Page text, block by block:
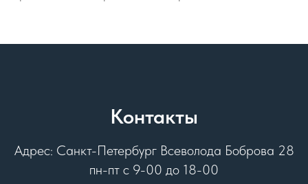
Контакты
Адрес: Санкт-Петербург Всеволода Боброва 28
пн-пт с 9-00 до 18-00